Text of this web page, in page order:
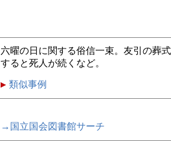
六曜の日に関する俗信一束。友引の葬
すると死人が続くなど。
類似事例
→国立国会図書館サーチ